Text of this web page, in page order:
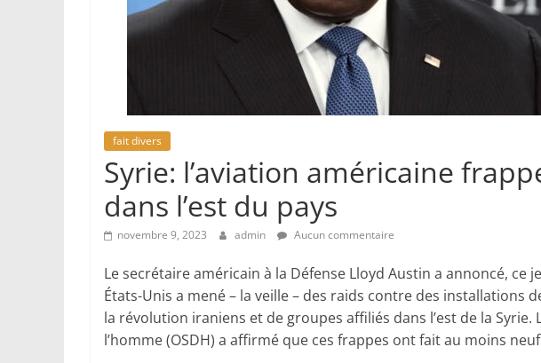
fait divers
Syrie: l’aviation américaine
dans l’est du pays
novembre 9, 2023 admin Aucun commentaire
Le secrétaire américain à la Défense Lloyd Austin a annoncé, ce
États-Unis a mené – la veille – des raids contre des installations
la révolution iraniens et de groupes affiliés dans l’est de la Syrie.
l’homme (OSDH) a affirmé que ces frappes ont fait au moins